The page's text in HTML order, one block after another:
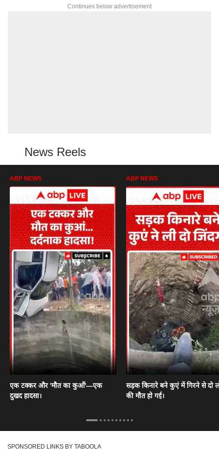
Continues below advertisement
News Reels
ABP NEWS
एक टक्कर और 'मौत का कुआँ'—एक
दुखद हादसा।
ABP NEWS
सड़क किनारे बने कुएं में गिरने से दो
की मौत हो गई।
SPONSORED LINKS BY TABOOLA